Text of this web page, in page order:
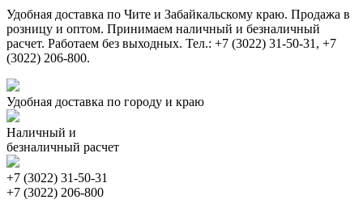
Удобная доставка по Чите и Забайкальскому краю. Продажа в
розницу и оптом. Принимаем наличный и безналичный
расчет. Работаем без выходных. Тел.: +7 (3022) 31-50-31, +7
(3022) 206-800.
Удобная доставка по городу и краю
Наличный и
безналичный расчет
+7 (3022) 31-50-31
+7 (3022) 206-800